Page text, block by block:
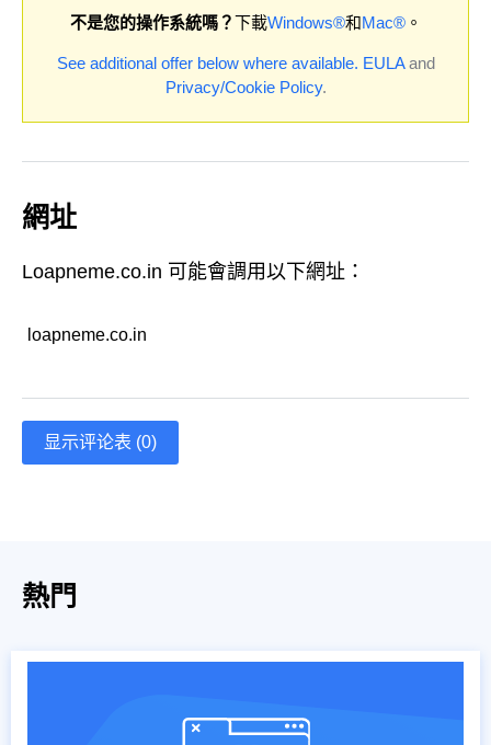
不是您的操作系統嗎？ 下載Windows®和 Mac®。
See additional offer below where available. EULAand
Privacy/Cookie Policy.
網址
Loapneme.co.in 可能會調用以下網址：
loapneme.co.in
显示评论表 (0)
熱門